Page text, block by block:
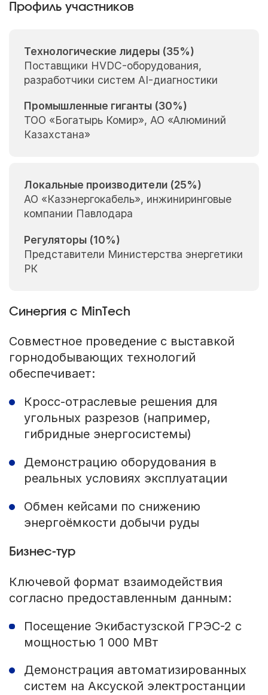
Профиль участников
Технологические лидеры (35%)
Поставщики HVDC-оборудования,
разработчики систем AI-диагностики
Промышленные гиганты (30%)
ТОО «Богатырь Комир», АО «Алюминий
Казахстана»
Локальные производители (25%)
АО «Казэнергокабель», инжиниринговые
компании Павлодара
Регуляторы (10%)
Представители Министерства энергетики
РК
Синергия с MinTech
Совместное проведение с выставкой
горнодобывающих технологий
обеспечивает:
Кросс-отраслевые решения для
угольных разрезов (например,
гибридные энергосистемы)
Демонстрацию оборудования в
реальных условиях эксплуатации
Обмен кейсами по снижению
энергоёмкости добычи руды
Бизнес-тур
Ключевой формат взаимодействия
согласно предоставленным данным:
Посещение Экибастузской ГРЭС-2 с
мощностью 1 000 МВт
Демонстрация автоматизированных
систем на Аксуской электростанции